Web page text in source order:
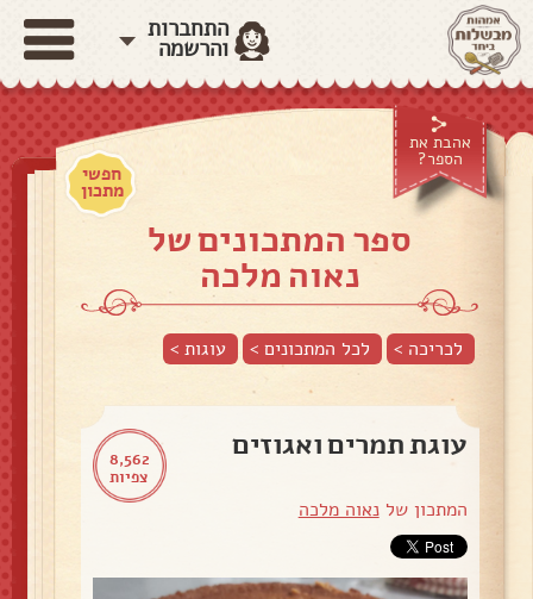
התחברות
והרשמה
אהבת את
הספר?
חפשי
מתכון
ספר המתכונים של
נאוה מלכה
לכריכה > לכל המתכונים > עוגות>
8,562
צפיות
עוגת תמרים ואגוזים
המתכון שלנאוה מלכה